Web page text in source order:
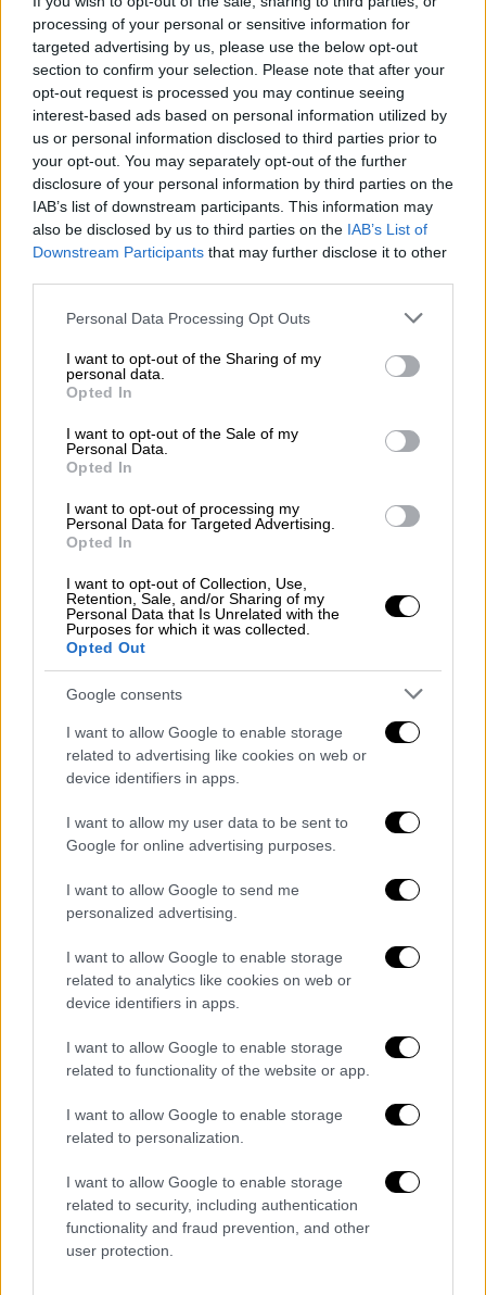
processing of your personal or sensitive information for
targeted advertising by us, please use the below opt-out
section to confirm your selection. Please note that after your
opt-out request is processed you may continue seeing
interest-based ads based on personal information utilized by
us or personal information disclosed to third parties prior to
your opt-out. You may separately opt-out of the further
disclosure of your personal information by third parties on the
IAB’s list of downstream participants. This information may
also be disclosed by us to third parties on the IAB’s List of
Downstream Participants that may further disclose it to other
Please note that this website/app uses one or more Google
not limited to your visit or usage behaviour. You may click to
grant or deny consent to Google and its third-party tags to
use your data for below specified purposes in below Google
consent section.
Personal Data Processing Opt Outs
I want to opt-out of the Sharing of my
personal data.
Opted In
I want to opt-out of the Sale of my
Personal Data.
Opted In
I want to opt-out of processing my
Personal Data for Targeted Advertising.
Opted In
I want to opt-out of Collection, Use,
Retention, Sale, and/or Sharing of my
Personal Data that Is Unrelated with the
Purposes for which it was collected.
Opted Out
Google consents
I want to allow Google to enable storage
related to advertising like cookies on web or
device identifiers in apps.
I want to allow my user data to be sent to
Google for online advertising purposes.
I want to allow Google to send me
personalized advertising.
I want to allow Google to enable storage
related to analytics like cookies on web or
device identifiers in apps.
I want to allow Google to enable storage
related to functionality of the website or app.
I want to allow Google to enable storage
related to personalization.
I want to allow Google to enable storage
related to security, including authentication
functionality and fraud prevention, and other
user protection.
στο έδαφός της περισσότερα από 82.000
κρούσματα του νέου κορονοϊού και 4.632
θανάτους, ήταν η πρώτη χώρα που επλήγη
από τη νόσο.
Το φτάρνισμα και το βήξιμο χωρίς να
καλύπτει κάποιος με το χέρι του τη μύτη ή
το στόμα του, όπως επίσης το να μην φοράει
κάποιος μάσκα όταν είναι άρρωστος σε
δημόσιους χώρους αποτελούν πλέον μέρος
ενός νέου καταλόγου γι'αυτά που
θεωρούνται παραβάσεις στην κινεζική
Σύμφωνα με το ΑΠΕ-ΜΠΕ, οι πολίτες θα
ενδεδυμένοι» δημοσίως και να μην
κυκλοφορούν με γυμνό τον κορμό, σε μια
προφανή αναφορά στην λεγόμενη πρακτική
"μπικίνι του Πεκίνου", όταν το καλοκαίρι
πολλοί άνδρες συνηθίζουν να κάνουν βόλτες
και να χαζεύουν έχοντας σηκώσει ψηλά το
μπλουζάκι τους, με την κοιλιά τους
εκτεθειμένη στον αέρα.
Οι νέες ρυθμίσεις επιβάλλουν επίσης την
τοποθέτηση σημάνσεων για τα μέτρα
κοινωνικής αποστασιοποίησης στους
δημόσιους χώρους.
Το Πεκίνο, μια πόλη περισσότερων από 20
εκατομμυρίων κατοίκων, αποθαρρύνει ήδη
«απολίτιστες» συμπεριφορές, κυρίως το να
χώρους, να πετούν οπουδήποτε σκουπίδια,
να βγάζουν βόλτα τον σκύλο τους χωρίς
λουρί και να καπνίζουν σε χώρους στους
οποίους απαγορεύεται. Ωστόσο στην πράξη,
οι ρυθμίσεις αυτές δεν γίνονται πάντα
σεβαστές και ορισμένες συνήθειες δεν
έχουν εντελώς εξαφανιστεί.
Οι τελευταίοι κανονισμοί, οι οποίοι
υιοθετήθηκαν την Παρασκευή, ενθαρρύνουν
εξάλλου την αστυνομία να αναφέρει τις
σοβαρές παραβάσεις, οι οποίες μπορούν να